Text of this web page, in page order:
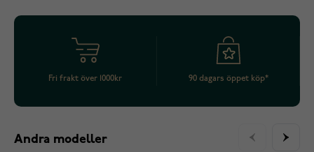
Fri frakt över 1000kr 90 dagars öppet köp*
Andra modeller